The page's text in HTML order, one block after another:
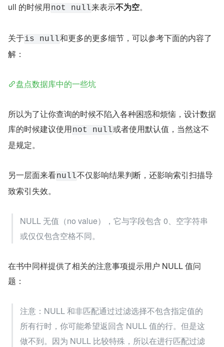
ull 的时候用not null来表示不为空。
关于is null和更多的更多细节，可以参考下面的内容了
解：
盘点数据库中的一些坑
所以为了让你查询的时候不陷入各种困惑和烦恼，设计数据
库的时候建议使用not null或者使用默认值，当然这不
是规定。
另一层面来看null不仅影响结果判断，还影响索引扫描导
致索引失效。
NULL 无值（no value），它与字段包含 0、空字符串
或仅仅包含空格不同。
在书中同样提供了相关的注意事项提示用户 NULL 值问
题：
注意：NULL 和非匹配通过过滤选择不包含指定值的
所有行时，你可能希望返回含 NULL 值的行。但是这
做不到。因为 NULL 比较特殊，所以在进行匹配过滤